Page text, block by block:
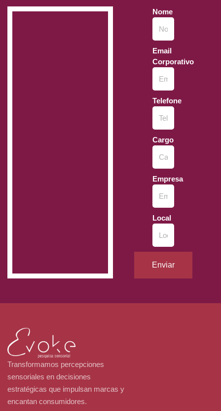
Nome
Email
Corporativo
Telefone
Cargo
Empresa
Local
Enviar
Transformamos percepciones
sensoriales en decisiones
estratégicas que impulsan marcas y
encantan consumidores.